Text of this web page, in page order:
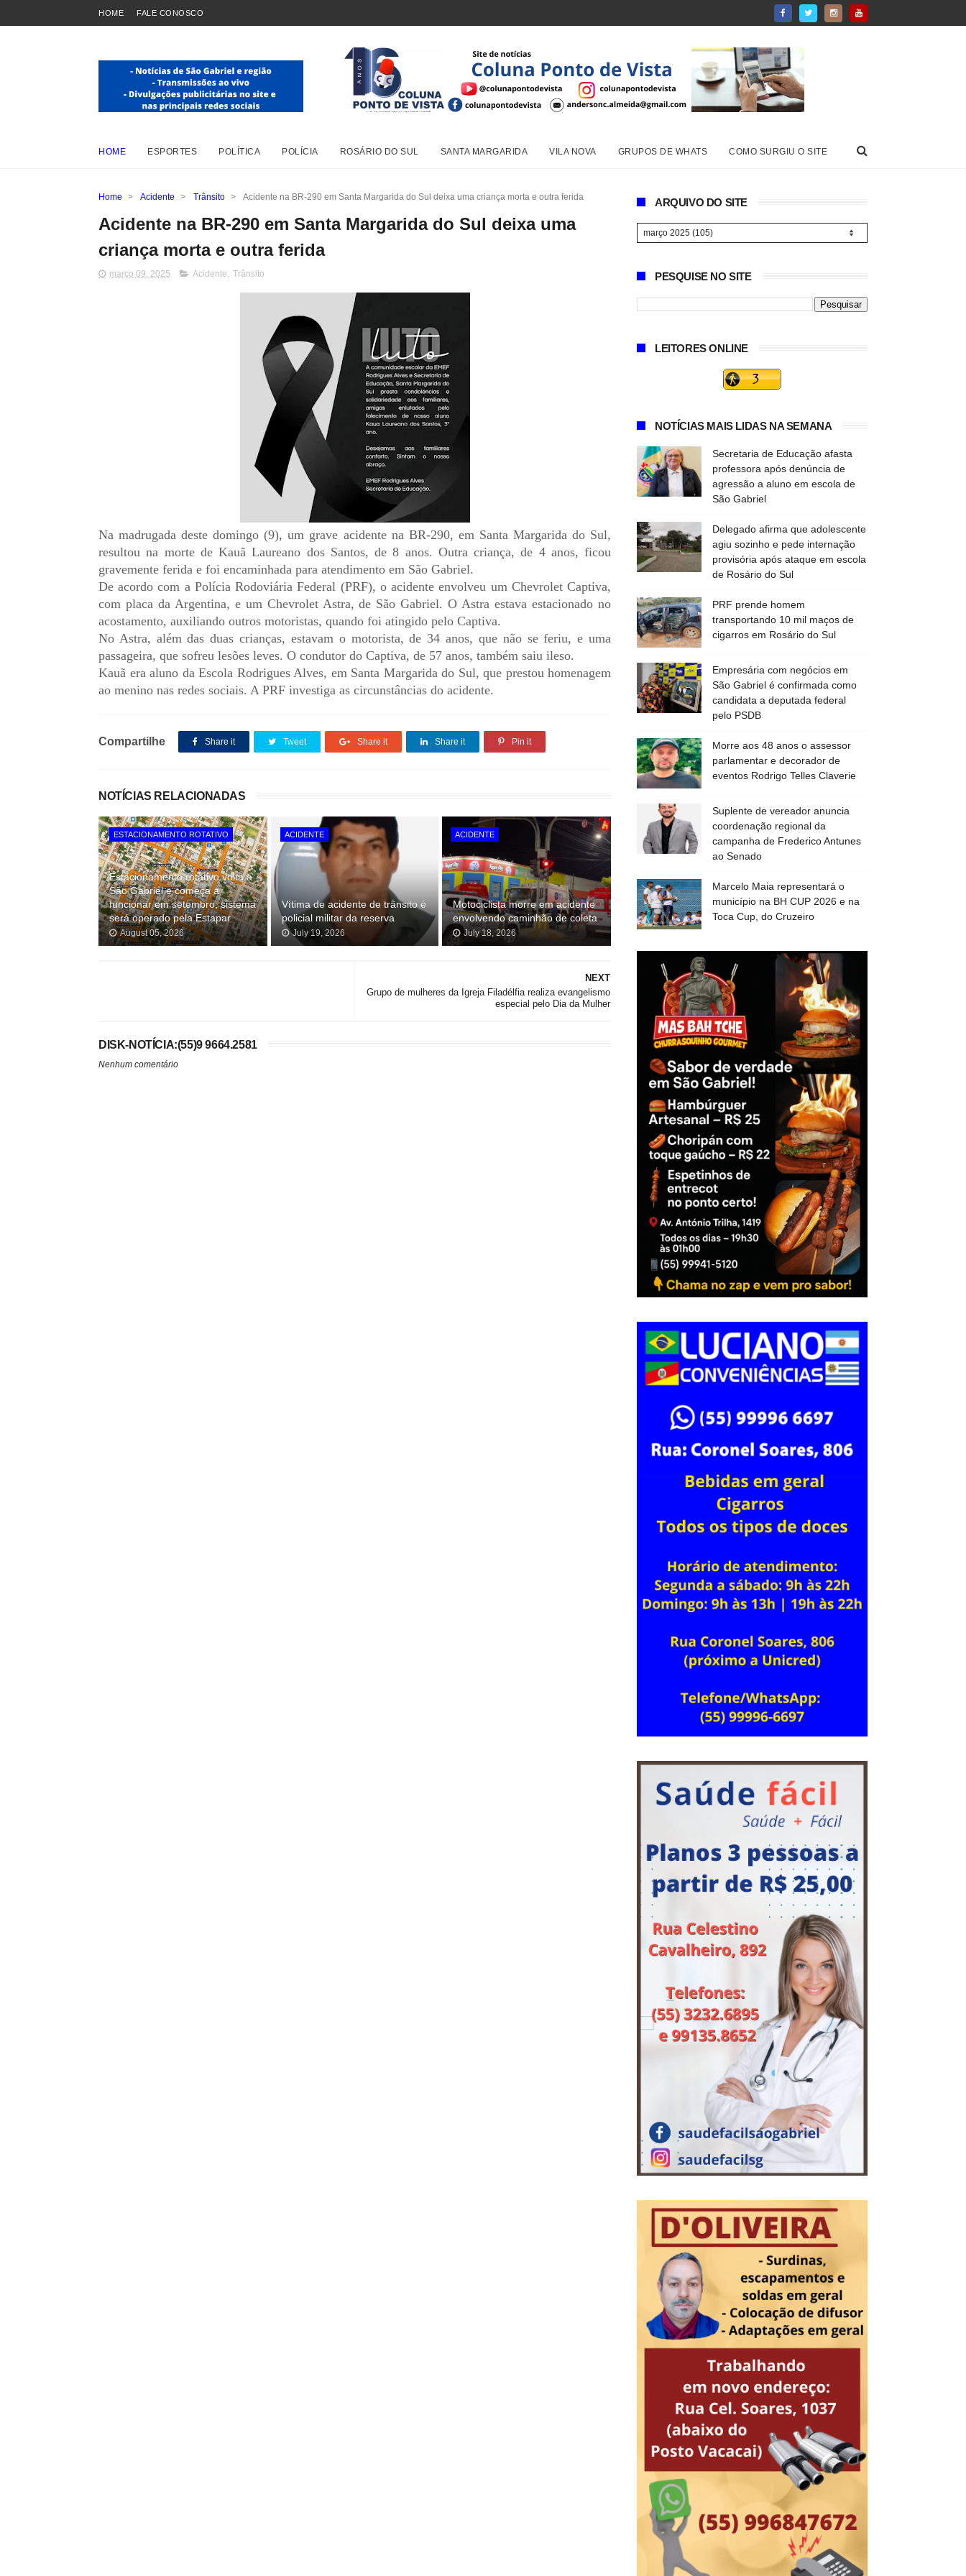
HOME FALE CONOSCO
HOME ESPORTES POLÍTICA POLÍCIA ROSÁRIO DO SUL SANTA MARGARIDA VILA NOVA GRUPOS DE WHATS COMO SURGIU O SITE
Home > Acidente > Trânsito > Acidente na BR-290 em Santa Margarida do Sul deixa uma criança morta e outra ferida
Acidente na BR-290 em Santa Margarida do Sul deixa uma
criança morta e outra ferida
março 09, 2025 Acidente, Trânsito
Na madrugada deste domingo (9), um grave acidente na BR-290, em Santa Margarida do Sul,
resultou na morte de Kauã Laureano dos Santos, de 8 anos. Outra criança, de 4 anos, ficou
gravemente ferida e foi encaminhada para atendimento em São Gabriel.
De acordo com a Polícia Rodoviária Federal (PRF), o acidente envolveu um Chevrolet Captiva,
com placa da Argentina, e um Chevrolet Astra, de São Gabriel. O Astra estava estacionado no
acostamento, auxiliando outros motoristas, quando foi atingido pelo Captiva.
No Astra, além das duas crianças, estavam o motorista, de 34 anos, que não se feriu, e uma
passageira, que sofreu lesões leves. O condutor do Captiva, de 57 anos, também saiu ileso.
Kauã era aluno da Escola Rodrigues Alves, em Santa Margarida do Sul, que prestou homenagem
ao menino nas redes sociais. A PRF investiga as circunstâncias do acidente.
Compartilhe Share it Tweet Share it Share it Pin it
NOTÍCIAS RELACIONADAS
ESTACIONAMENTO ROTATIVO
Estacionamento rotativo volta a
São Gabriel e começa a
funcionar em setembro; sistema
será operado pela Estapar
August 05, 2026
ACIDENTE
Vítima de acidente de trânsito é
policial militar da reserva
July 19, 2026
ACIDENTE
Motociclista morre em acidente
envolvendo caminhão de coleta
July 18, 2026
NEXT
Grupo de mulheres da Igreja Filadélfia realiza evangelismo
especial pelo Dia da Mulher
DISK-NOTÍCIA:(55)9 9664.2581
Nenhum comentário
ARQUIVO DO SITE
PESQUISE NO SITE
LEITORES ONLINE
NOTÍCIAS MAIS LIDAS NA SEMANA
Secretaria de Educação afasta
professora após denúncia de
agressão a aluno em escola de
São Gabriel
Delegado afirma que adolescente
agiu sozinho e pede internação
provisória após ataque em escola
de Rosário do Sul
PRF prende homem
transportando 10 mil maços de
cigarros em Rosário do Sul
Empresária com negócios em
São Gabriel é confirmada como
candidata a deputada federal
pelo PSDB
Morre aos 48 anos o assessor
parlamentar e decorador de
eventos Rodrigo Telles Claverie
Suplente de vereador anuncia
coordenação regional da
campanha de Frederico Antunes
ao Senado
Marcelo Maia representará o
município na BH CUP 2026 e na
Toca Cup, do Cruzeiro